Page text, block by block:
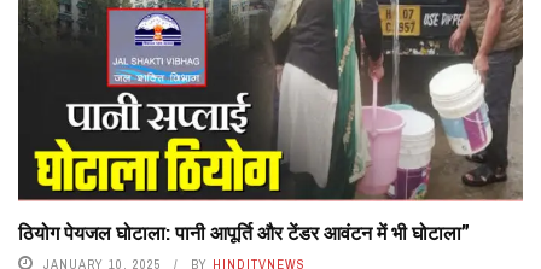
ठियोग पेयजल घोटाला: पानी आपूर्ति और टेंडर आवंटन में भी घोटाला”
JANUARY 10, 2025 BY HINDITVNEWS